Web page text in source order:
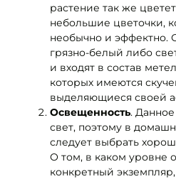
растение так же
небольшие цветочки,
необычно и эффектно.
грязно-белый либо
и входят в состав
которых имеются
выделяющиеся своей
Освещенность.
свет, поэтому в
следует выбрать
О том, в каком уровне
конкретный